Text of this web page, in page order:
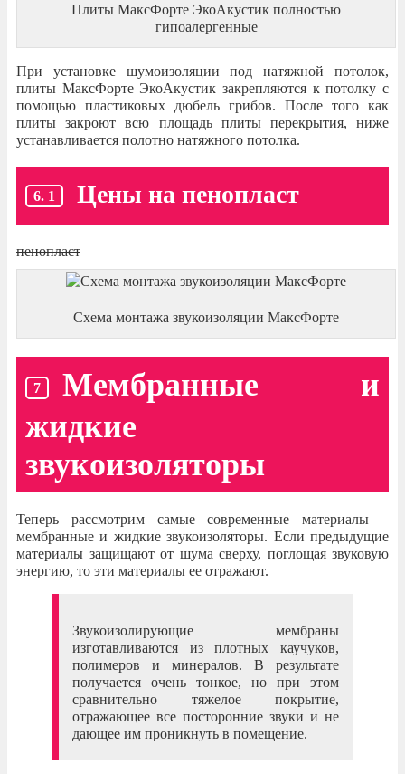
Плиты МаксФорте ЭкоАкустик полностью
гипоалергенные
При установке шумоизоляции под натяжной потолок,
плиты МаксФорте ЭкоАкустик закрепляются к потолку с
помощью пластиковых дюбель грибов. После того как
плиты закроют всю площадь плиты перекрытия, ниже
устанавливается полотно натяжного потолка.
Цены на пенопласт
пенопласт
Схема монтажа звукоизоляции МаксФорте
Мембранные и
жидкие
звукоизоляторы
Теперь рассмотрим самые современные материалы –
мембранные и жидкие звукоизоляторы. Если предыдущие
материалы защищают от шума сверху, поглощая звуковую
энергию, то эти материалы ее отражают.
Звукоизолирующие мембраны
изготавливаются из плотных каучуков,
полимеров и минералов. В результате
получается очень тонкое, но при этом
сравнительно тяжелое покрытие,
отражающее все посторонние звуки и не
дающее им проникнуть в помещение.